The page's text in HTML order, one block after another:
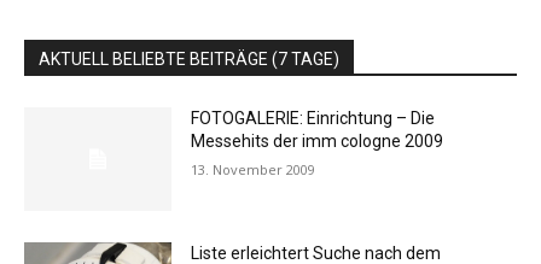
AKTUELL BELIEBTE BEITRÄGE (7 TAGE)
FOTOGALERIE: Einrichtung – Die
Messehits der imm cologne 2009
13. November 2009
Liste erleichtert Suche nach dem